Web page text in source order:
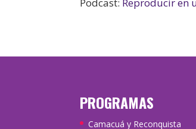
PROGRAMAS
Camacuá y Reconquista